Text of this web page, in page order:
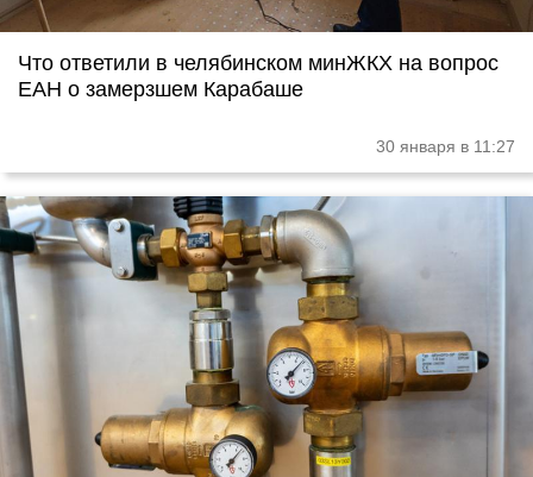
Что ответили в челябинском минЖКХ на вопрос
ЕАН о замерзшем Карабаше
30 января в 11:27